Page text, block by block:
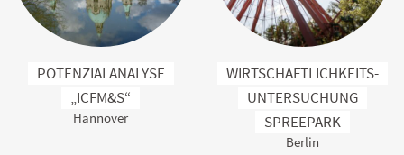
POTENZIALANALYSE
„ICFM&S“
Hannover
WIRTSCHAFTLICHKEITS­
UNTERSUCHUNG
SPREEPARK
Berlin